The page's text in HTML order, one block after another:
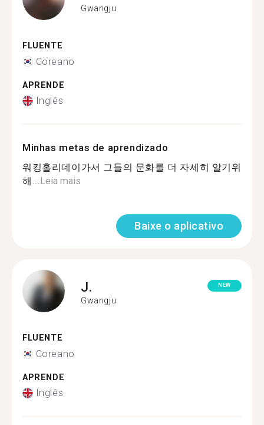
Gwangju
FLUENTE
Coreano
APRENDE
Inglês
Minhas metas de aprendizado
워킹홀리데이가서 그들의 문화를 더 자세히 알기위
해...Leia mais
Baixe o aplicativo
J.
Gwangju
NEW
FLUENTE
Coreano
APRENDE
Inglês